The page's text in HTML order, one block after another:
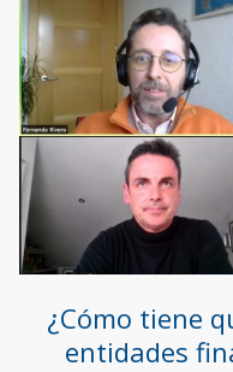
¿Cómo tiene
entidades